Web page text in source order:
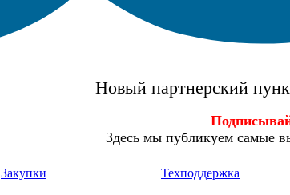
Новый партнерский
Здесь мы публикуем самые
Закупки Техподдержка